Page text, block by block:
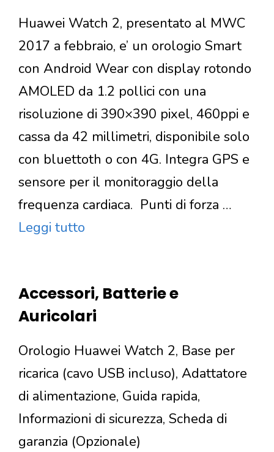
Huawei Watch 2, presentato al MWC
2017 a febbraio, e’ un orologio Smart
con Android Wear con display rotondo
AMOLED da 1.2 pollici con una
risoluzione di 390×390 pixel, 460ppi e
cassa da 42 millimetri, disponibile solo
con bluettoth o con 4G. Integra GPS e
sensore per il monitoraggio della
frequenza cardiaca. Punti di forza …
Leggi tutto
Accessori, Batterie e
Auricolari
Orologio Huawei Watch 2, Base per
ricarica (cavo USB incluso), Adattatore
di alimentazione, Guida rapida,
Informazioni di sicurezza, Scheda di
garanzia (Opzionale)